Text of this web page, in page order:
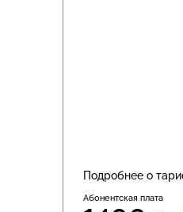
Подробнее о
Абонентская плата